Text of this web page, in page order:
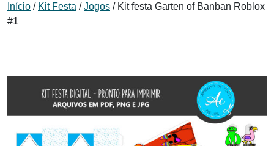
Início / Kit Festa /Jogos / Kit festa Garten of Banban Roblox
#1